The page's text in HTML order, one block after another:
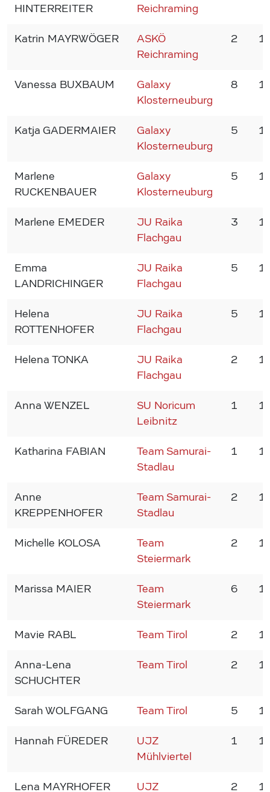
HINTERREITER
Reichraming
Katrin MAYRWÖGER
ASKÖ
Reichraming
2 1
Vanessa BUXBAUM
Galaxy
Klosterneuburg
8 1
Katja GADERMAIER
Galaxy
Klosterneuburg
5 1
Marlene
RUCKENBAUER
Galaxy
Klosterneuburg
5 1
Marlene EMEDER
JU Raika
Flachgau
3 1
Emma
LANDRICHINGER
JU Raika
Flachgau
5 1
Helena
ROTTENHOFER
JU Raika
Flachgau
5 1
Helena TONKA
JU Raika
Flachgau
2 1
Anna WENZEL
SU Noricum
Leibnitz
1 1
Katharina FABIAN
Team Samurai-
Stadlau
1 1
Anne
KREPPENHOFER
Team Samurai-
Stadlau
2 1
Michelle KOLOSA
Team
Steiermark
2 1
Marissa MAIER
Team
Steiermark
6 1
Mavie RABL Team Tirol 2 1
Anna-Lena
SCHUCHTER
Team Tirol 2 1
Sarah WOLFGANG Team Tirol 5 1
Hannah FÜREDER
UJZ
Mühlviertel
1 1
Lena MAYRHOFER UJZ 2 1